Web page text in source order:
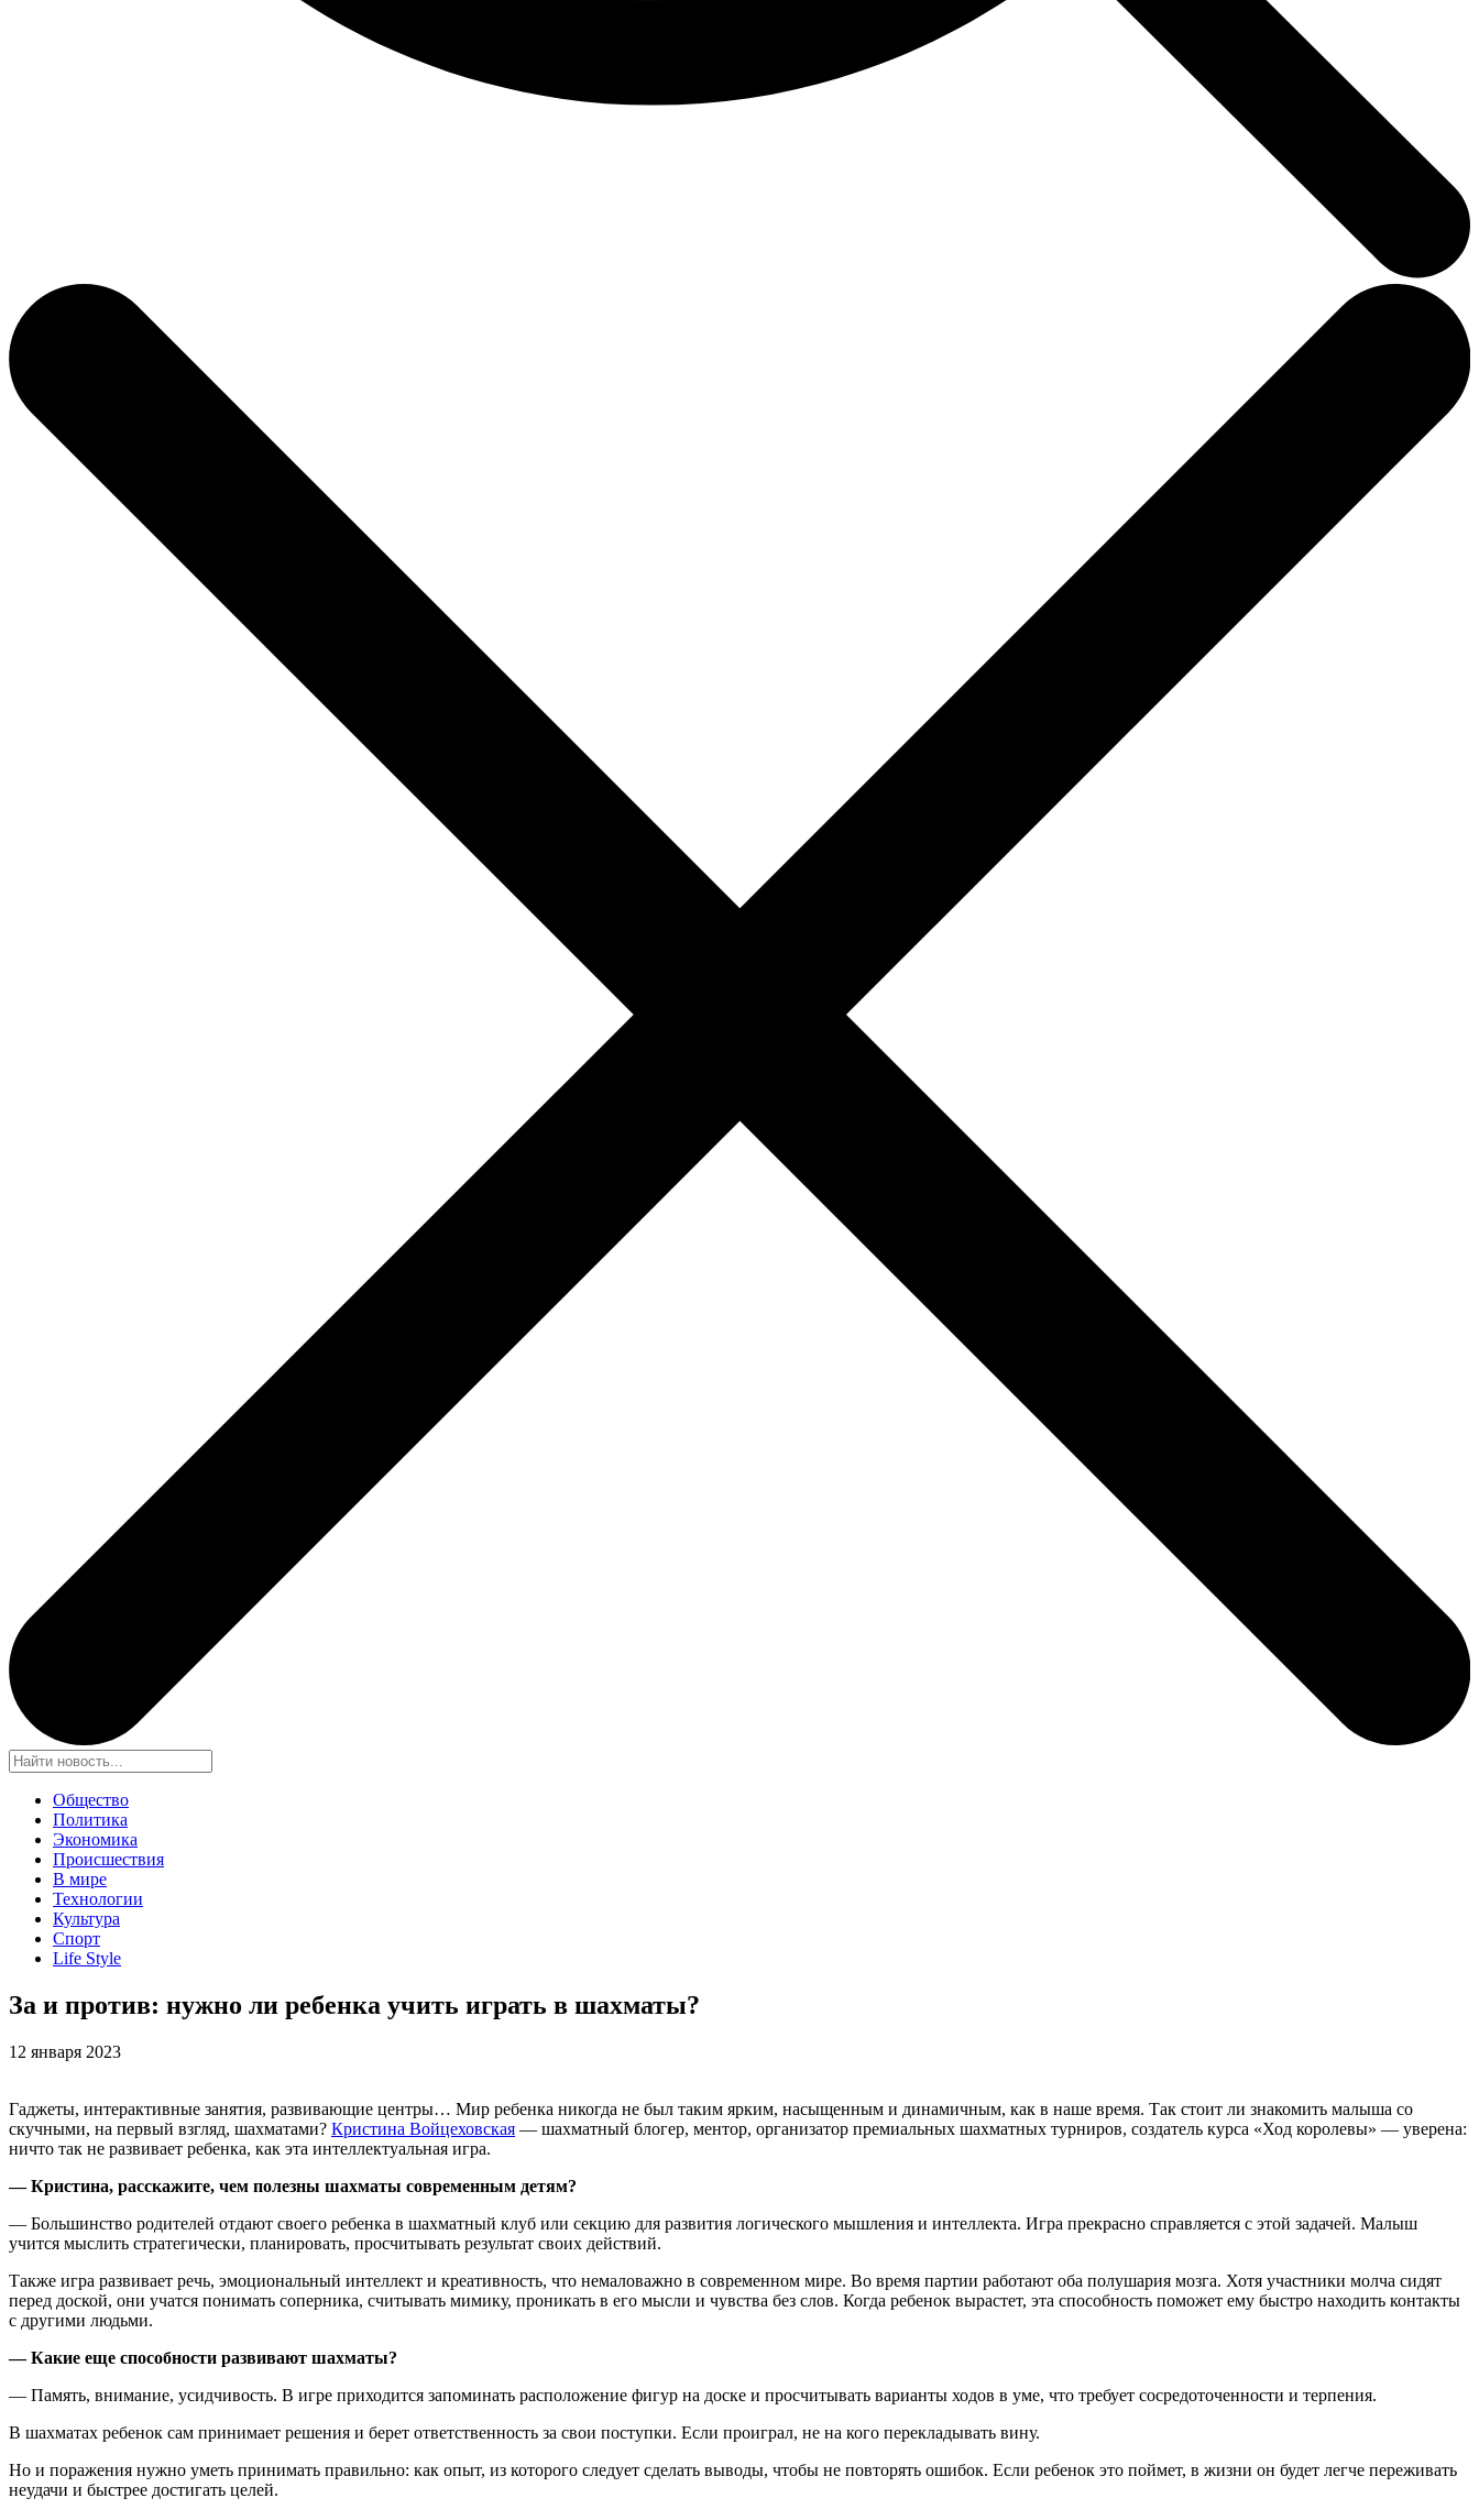
Общество
Политика
Экономика
Происшествия
В мире
Технологии
Культура
Спорт
Life Style
За и против: нужно ли ребенка учить играть в шахматы?​
12 января 2023
Гаджеты, интерактивные занятия, развивающие центры… Мир ребенка никогда не был таким ярким, насыщенным и динамичным, как в наше время. Так стоит ли знакомить малыша со
скучными, на первый взгляд, шахматами? Кристина Войцеховская — шахматный блогер, ментор, организатор премиальных шахматных турниров, создатель курса «Ход королевы» — уверена:
ничто так не развивает ребенка, как эта интеллектуальная игра.
— Кристина, расскажите, чем полезны шахматы современным детям?
— Большинство родителей отдают своего ребенка в шахматный клуб или секцию для развития логического мышления и интеллекта. Игра прекрасно справляется с этой задачей. Малыш
учится мыслить стратегически, планировать, просчитывать результат своих действий.
Также игра развивает речь, эмоциональный интеллект и креативность, что немаловажно в современном мире. Во время партии работают оба полушария мозга. Хотя участники молча сидят
перед доской, они учатся понимать соперника, считывать мимику, проникать в его мысли и чувства без слов. Когда ребенок вырастет, эта способность поможет ему быстро находить контакты
с другими людьми.
— Какие еще способности развивают шахматы?
— Память, внимание, усидчивость. В игре приходится запоминать расположение фигур на доске и просчитывать варианты ходов в уме, что требует сосредоточенности и терпения.
В шахматах ребенок сам принимает решения и берет ответственность за свои поступки. Если проиграл, не на кого перекладывать вину.
Но и поражения нужно уметь принимать правильно: как опыт, из которого следует сделать выводы, чтобы не повторять ошибок. Если ребенок это поймет, в жизни он будет легче переживать
неудачи и быстрее достигать целей.